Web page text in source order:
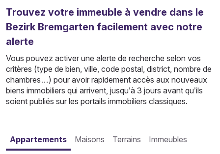
Trouvez votre immeuble à vendre dans le
Bezirk Bremgarten facilement avec notre
alerte
Vous pouvez activer une alerte de recherche selon vos
critères (type de bien, ville, code postal, district, nombre de
chambres…) pour avoir rapidement accès aux nouveaux
biens immobiliers qui arrivent, jusqu’à 3 jours avant qu’ils
soient publiés sur les portails immobiliers classiques.
Appartements Maisons Terrains Immeubles